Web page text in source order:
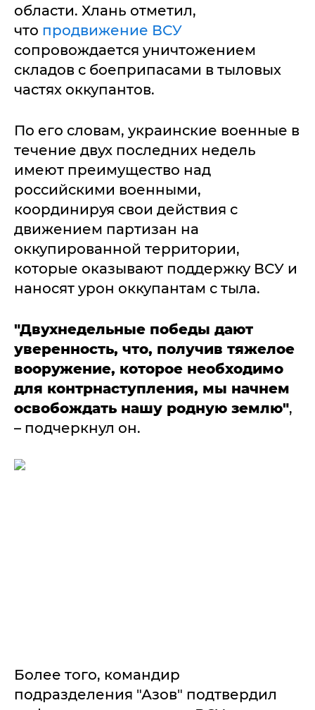
области. Хлань отметил,
что продвижение ВСУ
сопровождается уничтожением
складов с боеприпасами в тыловых
частях оккупантов.
По его словам, украинские военные в
течение двух последних недель
имеют преимущество над
российскими военными,
координируя свои действия с
движением партизан на
оккупированной территории,
которые оказывают поддержку ВСУ и
наносят урон оккупантам с тыла.
"Двухнедельные победы дают
уверенность, что, получив тяжелое
вооружение, которое необходимо
для контрнаступления, мы начнем
освобождать нашу родную землю",
– подчеркнул он.
Более того, командир
подразделения "Азов" подтвердил